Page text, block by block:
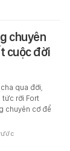
chuyên
cuộc đời
qua đời,
tức rời Fort
chuyên cơ để